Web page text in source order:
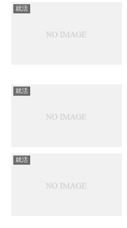
就活
就活
就活